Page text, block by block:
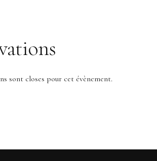
sont closes pour cet évènement.